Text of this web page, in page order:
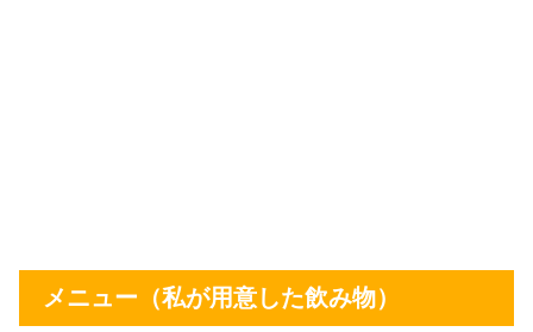
メニュー（私が用意した飲み物）